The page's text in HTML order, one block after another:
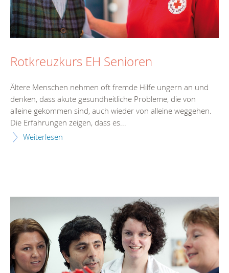
Rotkreuzkurs EH Senioren
Ältere Menschen nehmen oft fremde Hilfe ungern an und
denken, dass akute gesundheitliche Probleme, die von
alleine gekommen sind, auch wieder von alleine weggehen.
Die Erfahrungen zeigen, dass es...
Weiterlesen